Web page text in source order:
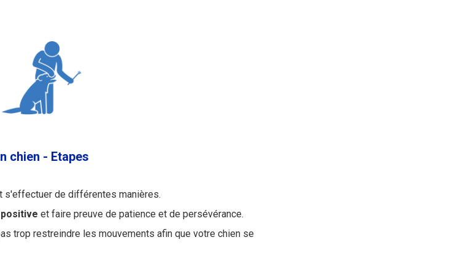
chien - Etapes
s'effectuer de différentes manières.
positive et faire preuve de patience et de persévérance.
trop restreindre les mouvements afin que votre chien se